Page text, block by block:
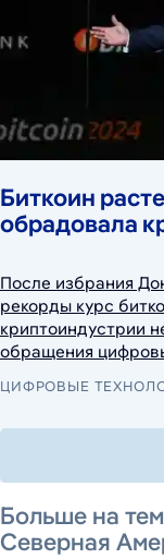
Биткоин
обрадовала
После избрания
рекорды курс
криптоиндустрии
обращения
ЦИФРОВЫЕ
Больше на
Северная